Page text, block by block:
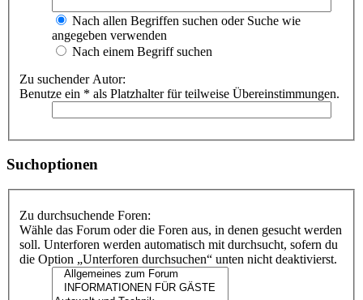
Nach allen Begriffen suchen oder Suche wie
angegeben verwenden
Nach einem Begriff suchen
Zu suchender Autor:
Benutze ein * als Platzhalter für teilweise Übereinstimmungen.
Suchoptionen
Zu durchsuchende Foren:
Wähle das Forum oder die Foren aus, in denen gesucht werden
soll. Unterforen werden automatisch mit durchsucht, sofern du
die Option „Unterforen durchsuchen“ unten nicht deaktivierst.